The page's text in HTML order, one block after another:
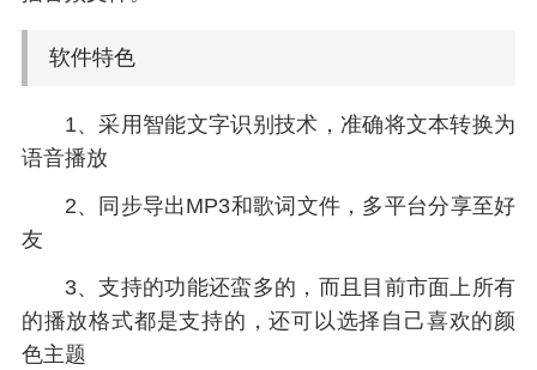
软件特色
1、采用智能文字识别技术，准确将文本转换为
语音播放
2、同步导出MP3和歌词文件，多平台分享至好
友
3、支持的功能还蛮多的，而且目前市面上所有
的播放格式都是支持的，还可以选择自己喜欢的颜
色主题